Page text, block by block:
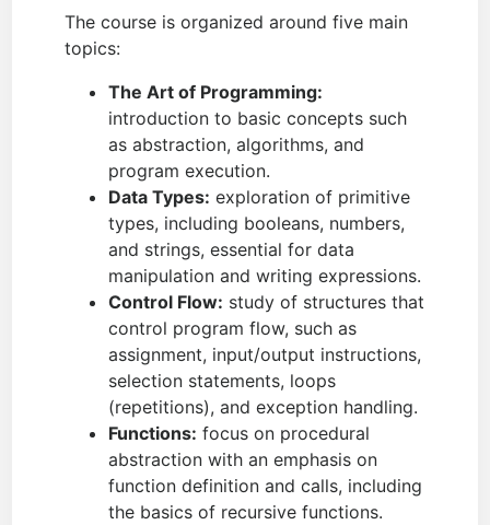
The course is organized around five main
topics:
The Art of Programming:
introduction to basic concepts such
as abstraction, algorithms, and
program execution.
Data Types: exploration of primitive
types, including booleans, numbers,
and strings, essential for data
manipulation and writing expressions.
Control Flow: study of structures that
control program flow, such as
assignment, input/output instructions,
selection statements, loops
(repetitions), and exception handling.
Functions: focus on procedural
abstraction with an emphasis on
function definition and calls, including
the basics of recursive functions.